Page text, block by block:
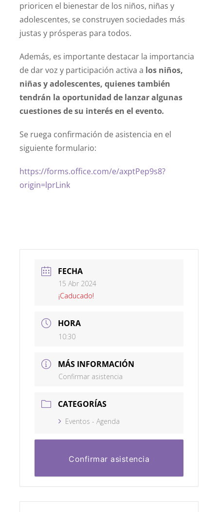
prioricen el bienestar de los niños, niñas y
adolescentes, se construyen sociedades más
justas y prósperas para todos.
Además, es importante destacar la importancia
de dar voz y participación activa a los niños,
niñas y adolescentes, quienes también
tendrán la oportunidad de lanzar algunas
cuestiones de su interés en el evento.
Se ruega confirmación de asistencia en el
siguiente formulario:
https://forms.office.com/e/axptPep9s8?
origin=lprLink
FECHA
15 Abr 2024
¡Caducado!
HORA
10:30
MÁS INFORMACIÓN
Confirmar asistencia
CATEGORÍAS
Eventos - Agenda
Confirmar asistencia